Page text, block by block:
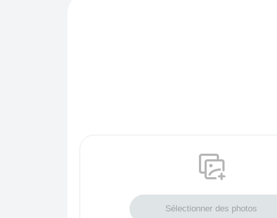
Glisser pour télécharger des
Sélectionner des photos